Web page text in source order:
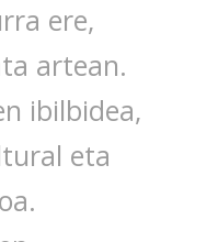
ere,
artean.
ibilbidea,
eta